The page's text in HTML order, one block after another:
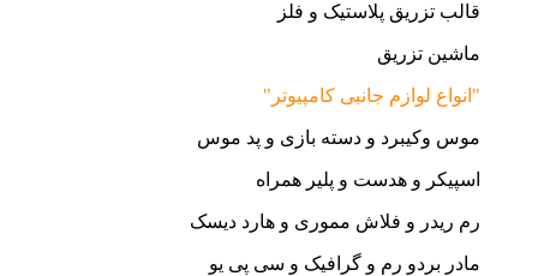
قالب تزریق پلاستیک و فلز
ماشین تزریق
"انواع لوازم جانبی کامپیوتر"
موس وکیبرد و دسته بازی و پد موس
اسپیکر و هدست و پلیر همراه
رم ریدر و فلاش مموری و هارد دیسک
مادر بردو رم و گرافیک و سی پی یو